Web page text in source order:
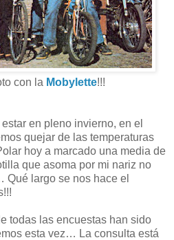
con la Mobylette!!!
en pleno invierno, en el
quejar de las temperaturas
hoy a marcado una media de
que asoma por mi nariz no
largo se nos hace el
todas las encuestas han sido
esta vez… La consulta está